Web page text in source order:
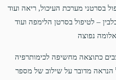
בסרטני מערכת העיכול, ריאה ועוד
נבלבין – לטיפול בסרטן הלימפה ועוד
נפוצה
כתוצאה מחשיפה לכימותרפיה
הנראה מדובר על שילוב של מספר